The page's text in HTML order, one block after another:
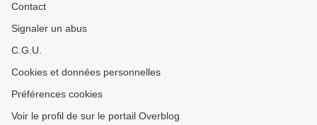
Contact
Signaler un abus
C.G.U.
Cookies et données personnelles
Préférences cookies
Voir le profil de sur le portail Overblog